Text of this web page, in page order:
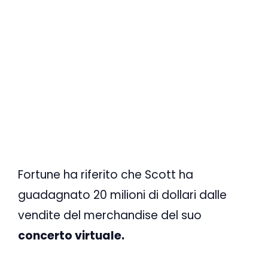
Fortune ha riferito che Scott ha
guadagnato 20 milioni di dollari dalle
vendite del merchandise del suo
concerto virtuale.